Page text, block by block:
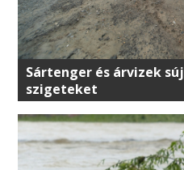
Sártenger és árvizek
szigeteket